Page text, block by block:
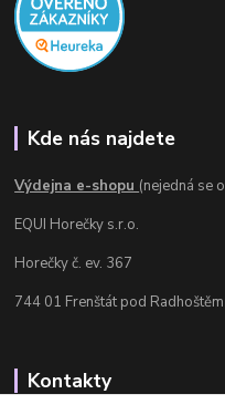
Kde nás najdete
Výdejna e-shopu (nejedná se
EQUI Horečky s.r.o.
Horečky č. ev. 367
744 01 Frenštát pod Radhoštěm
Kontakty